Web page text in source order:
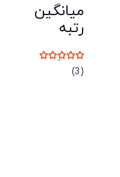
میانگین
رتبه
نمره(3)